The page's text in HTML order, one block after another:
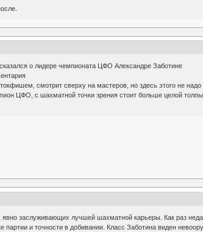
о лидере чемпионата ЦФО Александре Заботине
смотрит сверху на мастеров, но здесь этого не надо
ЦФО, с шахматной точки зрения стоит больше целой
заслуживающих лучшей шахматной карьеры. Как раз
партии и точности в добивании. Класс Заботина виден